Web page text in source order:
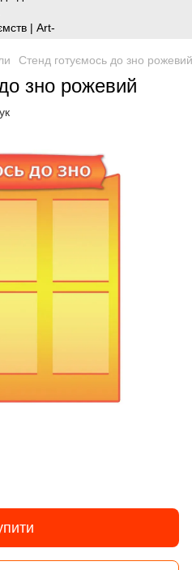
Стенд готуємось до зно рожевий
зно рожевий